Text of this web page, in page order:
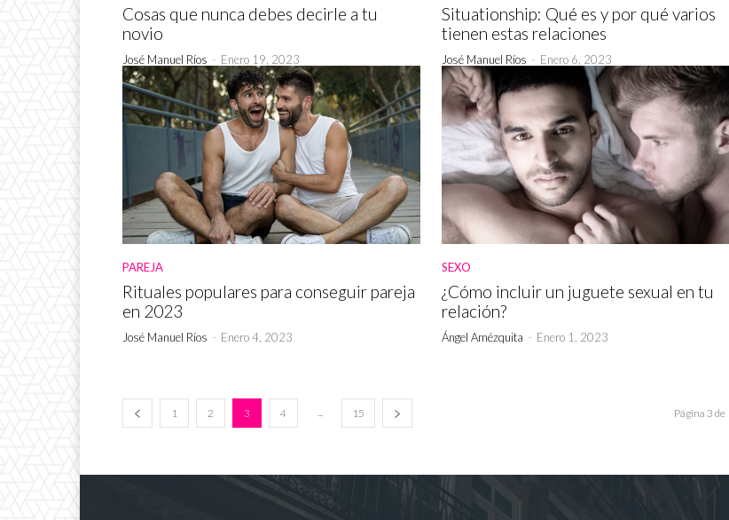
Cosas que nunca debes decirle a tu
novio
José Manuel Ríos - Enero 19, 2023
Situationship: Qué es y por qué varios
tienen estas relaciones
José Manuel Ríos - Enero 6, 2023
PAREJA
Rituales populares para conseguir pareja
en 2023
José Manuel Ríos - Enero 4, 2023
SEXO
¿Cómo incluir un juguete sexual en tu
relación?
Ángel Amézquita - Enero 1, 2023
1 2 3 4 ... 15 Página 3 de